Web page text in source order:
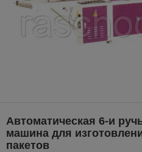
Автоматическая 6-и
машина для
пакетов